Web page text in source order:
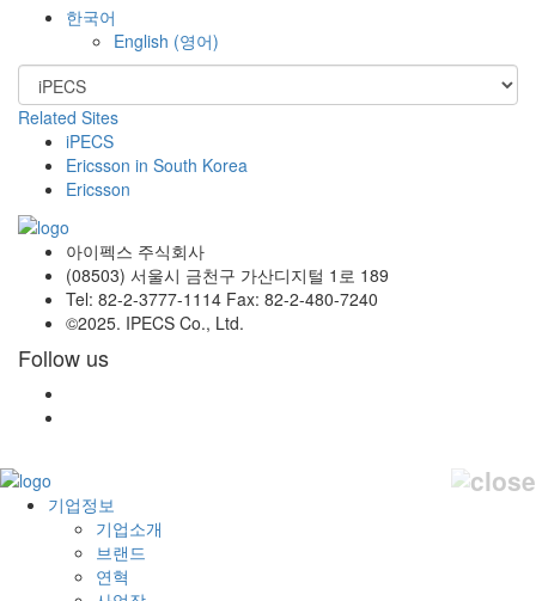
한국어
English (영어)
Related Sites
iPECS
Ericsson in South Korea
Ericsson
아이펙스 주식회사
(08503) 서울시 금천구 가산디지털 1로 189
Tel: 82-2-3777-1114 Fax: 82-2-480-7240
©2025. IPECS Co., Ltd.
Follow us
기업정보
기업소개
브랜드
연혁